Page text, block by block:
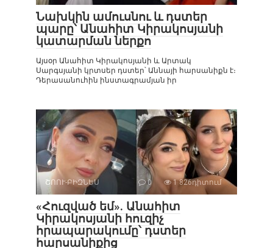
Նախկին ամուսնու և դստեր
պարը՝ Անահիտ Կիրակոսյանի
կատարման ներքո
Այսօր Անահիտ Կիրակոսյանի և Արտակ
Սարգսյանի կրտսեր դստեր՝ Աննայի հարսանիքն է։
Դերասանուհին ինստագրամյան իր
ՇՈՈՒ-ԲԻԶՆԵՍ 0 1 826դիտում
«Հուզված եմ». Անահիտ
Կիրակոսյանի հուզիչ
հրապարակումը՝ դստեր
հարսանիքից